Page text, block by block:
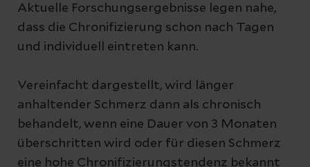
Aktuelle Forschungsergebnisse legen nahe,
dass die Chronifizierung schon nach Tagen
und individuell eintreten kann.
Vereinfacht dargestellt, wird länger
anhaltender Schmerz dann als chronisch
behandelt, wenn eine Dauer von 3 Monaten
überschritten wird oder für diesen Schmerz
eine hohe Chronifizierungstendenz bekannt